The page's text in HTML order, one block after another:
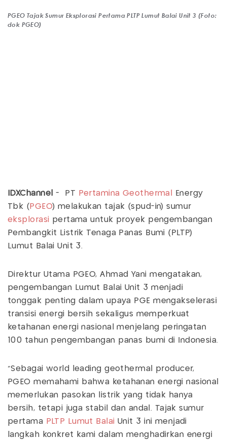
PGEO Tajak Sumur Eksplorasi Pertama PLTP Lumut Balai Unit 3 (Foto:
dok PGEO)
IDXChannel - PT Pertamina Geothermal
Energy
Tbk ( PGEO) melakukan tajak (spud-in) sumur
eksplorasi pertama untuk proyek pengembangan
Pembangkit Listrik Tenaga Panas Bumi (PLTP)
Lumut Balai Unit 3.
Direktur Utama PGEO, Ahmad Yani mengatakan,
pengembangan Lumut Balai Unit 3 menjadi
tonggak penting dalam upaya PGE mengakselerasi
transisi energi bersih sekaligus memperkuat
ketahanan energi nasional menjelang peringatan
100 tahun pengembangan panas bumi di Indonesia.
"Sebagai world leading geothermal producer,
PGEO memahami bahwa ketahanan energi nasional
memerlukan pasokan listrik yang tidak hanya
bersih, tetapi juga stabil dan andal. Tajak sumur
pertama PLTP Lumut BalaiUnit 3 ini menjadi
langkah konkret kami dalam menghadirkan energi